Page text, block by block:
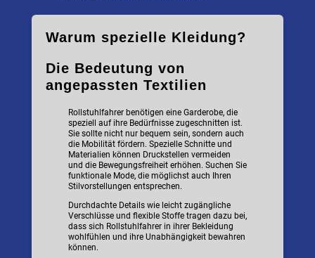
Warum spezielle Kleidung?
Die Bedeutung von
angepassten Textilien
Rollstuhlfahrer benötigen eine Garderobe, die
speziell auf ihre Bedürfnisse zugeschnitten ist.
Sie sollte nicht nur bequem sein, sondern auch
die Mobilität fördern. Spezielle Schnitte und
Materialien können Druckstellen vermeiden
und die Bewegungsfreiheit erhöhen. Suchen Sie
funktionale Mode, die möglichst auch Ihren
Stilvorstellungen entsprechen.
Durchdachte Details wie leicht zugängliche
Verschlüsse und flexible Stoffe tragen dazu bei,
dass sich Rollstuhlfahrer in ihrer Bekleidung
wohlfühlen und ihre Unabhängigkeit bewahren
können.